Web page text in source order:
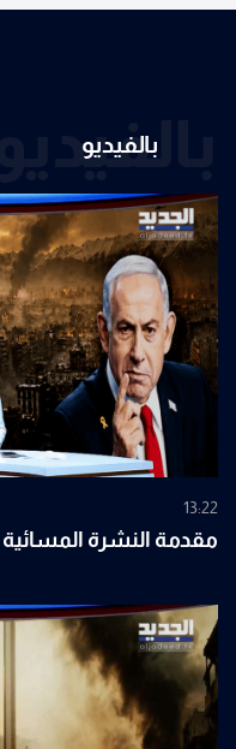
بالفيديو
بالفيديو
13:22
مقدمة النشرة المسائية 09-08-2026